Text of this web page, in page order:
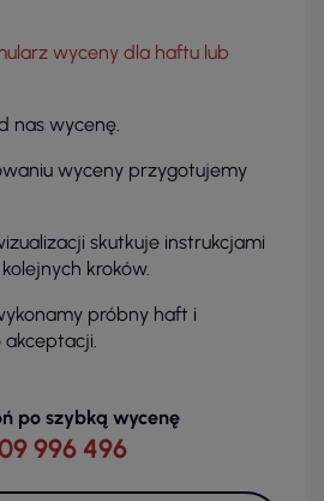
wyceny dla haftu lub
nas wycenę.
wyceny przygotujemy
skutkuje instrukcjami
kroków.
próbny haft i
akceptacji.
po szybką wycenę
996 496